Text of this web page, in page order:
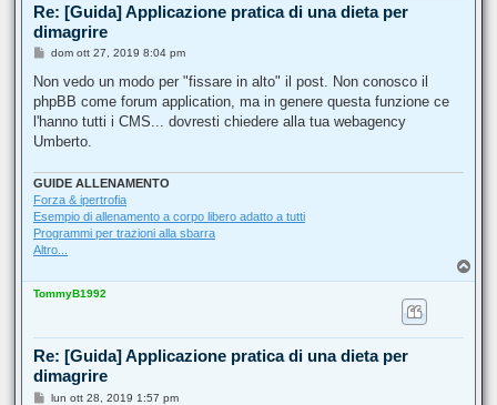
Re: [Guida] Applicazione pratica di una dieta per
dimagrire
M
s
a
g
i
dom ott 27, 2019 8:04 pm
Non vedo un modo per "fissare in alto" il post. Non conosco il
phpBB come forum application, ma in genere questa funzione ce
l'hanno tutti i CMS... dovresti chiedere alla tua webagency
Umberto.
GUIDE ALLENAMENTO
Forza & ipertrofia
Esempio di allenamento a corpo libero adatto a tutti
Programmi per trazioni alla sbarra
Altro...
o
TommyB1992
Re: [Guida] Applicazione pratica di una dieta per
dimagrire
Mlun ott 28, 2019 1:57 pm